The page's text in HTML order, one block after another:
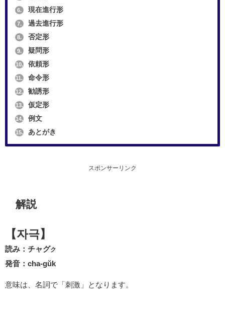
6. 現在進行形
7. 過去進行形
8. 否定形
9. 疑問形
10. 依頼形
11. 命令形
12. 勧誘形
13. 仮定形
14. 例文
15. あとがき
スポンサーリンク
解説
【자극】
読み：チャグク
発音：cha-gŭk
意味は、名詞で「刺激」となります。